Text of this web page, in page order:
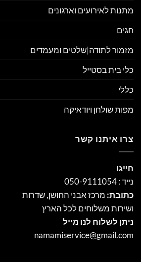
מתנות לאירועים וארגונים
חגים
מזמור לתודה|שלטים ומעמדים
כלי בית בסטייל
כללי
מפות שולחן ויודאיקה
צרו איתנו קשר
חייגו
נייד : 050-9111054
כתובת: מרכז אבני החושן, שדרות
ושירות משלוחים לכל הארץ
ניתן לשלוח לנו מייל
namamiservice@gmail.com